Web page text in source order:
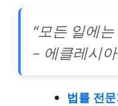
“모든 일에
– 에클레시
법률 전